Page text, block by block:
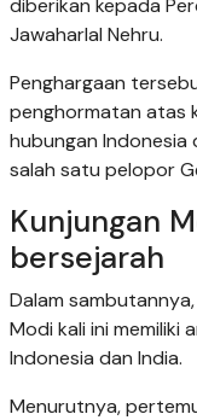
Jawaharlal Nehru.
Penghargaan
penghormatan atas
hubungan Indonesia
salah satu pelopor
Kunjungan
bersejarah
Dalam
Modi kali ini memiliki
Indonesia dan India.
Menurutnya,